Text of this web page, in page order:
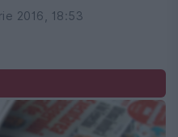
2016, 18:53